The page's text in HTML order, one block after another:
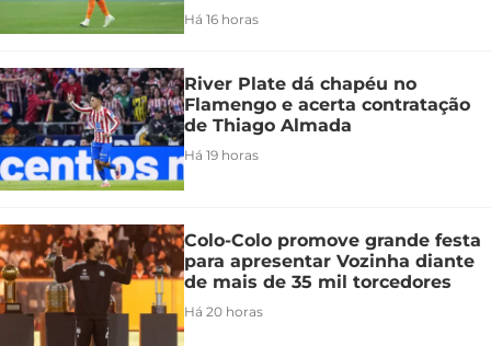
Há 16 horas
River Plate dá chapéu no
Flamengo e acerta contratação
de Thiago Almada
Há 19 horas
Colo-Colo promove grande festa
para apresentar Vozinha diante
de mais de 35 mil torcedores
Há 20 horas